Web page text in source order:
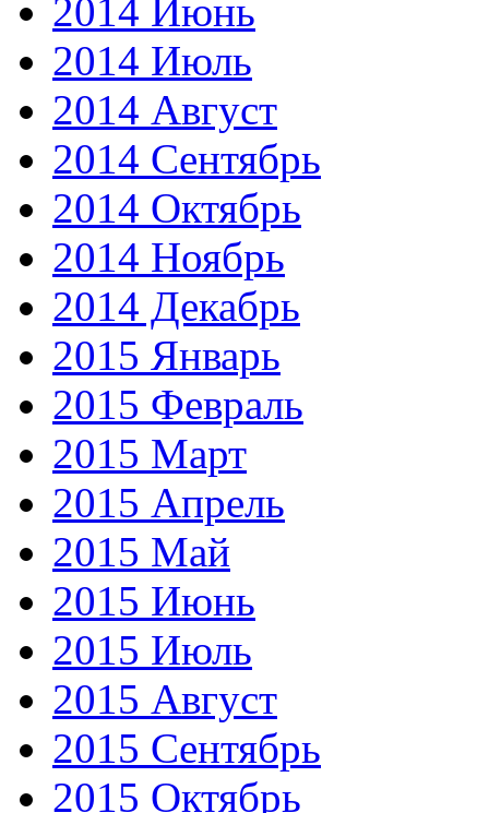
2014 Июнь
2014 Июль
2014 Август
2014 Сентябрь
2014 Октябрь
2014 Ноябрь
2014 Декабрь
2015 Январь
2015 Февраль
2015 Март
2015 Апрель
2015 Май
2015 Июнь
2015 Июль
2015 Август
2015 Сентябрь
2015 Октябрь